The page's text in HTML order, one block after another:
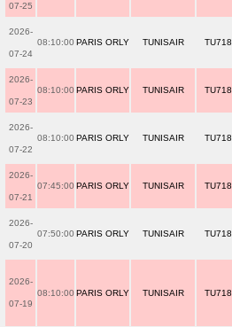
07-25
2026-
07-24
08:10:00 PARIS ORLY TUNISAIR TU718
2026-
07-23
08:10:00 PARIS ORLY TUNISAIR TU718
2026-
07-22
08:10:00 PARIS ORLY TUNISAIR TU718
2026-
07-21
07:45:00 PARIS ORLY TUNISAIR TU718
2026-
07-20
07:50:00 PARIS ORLY TUNISAIR TU718
2026-
07-19
08:10:00 PARIS ORLY TUNISAIR TU718